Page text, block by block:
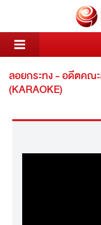
ลอยกระทง - อดีตคณ
(KARAOKE)